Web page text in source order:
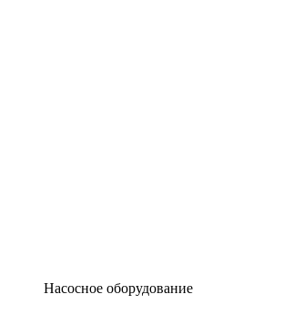
Насосное оборудование